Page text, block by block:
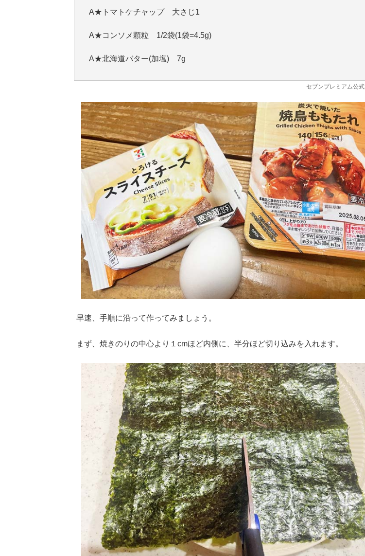
A★トマトケチャップ 大さじ1
A★コンソメ顆粒 1/2袋(1袋=4.5g)
A★北海道バター(加塩) 7g
セブンプレミアム公式
早速、手順に沿って作ってみましょう。
まず、焼きのりの中心より１cmほど内側に、半分ほど切り込みを入れます。